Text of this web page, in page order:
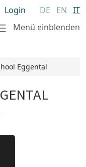
Login DE EN IT
Menü einblenden
Eggental